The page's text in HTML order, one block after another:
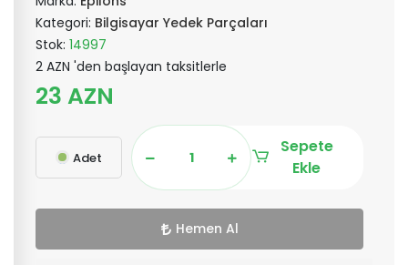
Kategori: Bilgisayar Yedek Parçaları
Stok: 14997
2 AZN 'den başlayan taksitlerle
23 AZN
Adet
Sepete
Ekle
Hemen Al